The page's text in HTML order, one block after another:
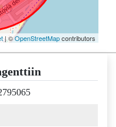
| ©OpenStreetMapcontributors